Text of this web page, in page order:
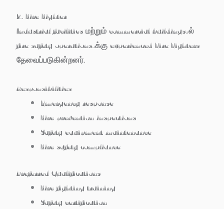
2. Fire Fighter
Industrial facilities மற்றும் commercial buildings-ல்
fire safety operations-க்கு experienced Fire Fighters
தேவைப்படுகின்றனர்.
Responsibilities
Emergency response
Fire prevention inspections
Safety equipment maintenance
Fire safety compliance
Preferred Qualifications
Fire fighting training
Safety certification